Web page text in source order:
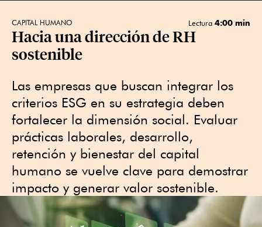
CAPITAL HUMANO Lectura 4:00 min
Hacia una dirección de RH
sostenible
Las empresas que buscan integrar los
criterios ESG en su estrategia deben
fortalecer la dimensión social. Evaluar
prácticas laborales, desarrollo,
retención y bienestar del capital
humano se vuelve clave para demostrar
impacto y generar valor sostenible.